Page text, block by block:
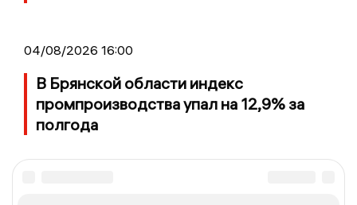
04/08/2026 16:00
В Брянской области индекс
промпроизводства упал на 12,9% за
полгода